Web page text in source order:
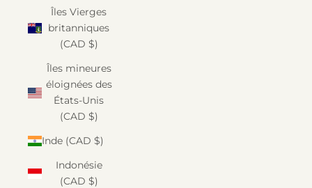
Îles Vierges
britanniques
(CAD $)
Îles mineures
éloignées des
États-Unis
(CAD $)
Inde (CAD $)
Indonésie
(CAD $)